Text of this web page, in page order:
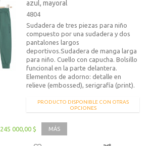
azul, mayoral
4804
Sudadera de tres piezas para niño
compuesto por una sudadera y dos
pantalones largos
deportivos.Sudadera de manga larga
para niño. Cuello con capucha. Bolsillo
funcional en la parte delantera.
Elementos de adorno: detalle en
relieve (embossed), serigrafía (print).
PRODUCTO DISPONIBLE CON OTRAS
OPCIONES
245 000,00 $ MÁS